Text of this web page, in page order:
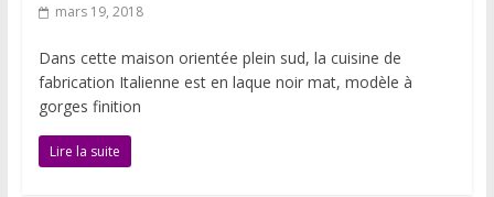
mars 19, 2018
Dans cette maison orientée plein sud, la cuisine de
fabrication Italienne est en laque noir mat, modèle à
gorges finition
Lire la suite